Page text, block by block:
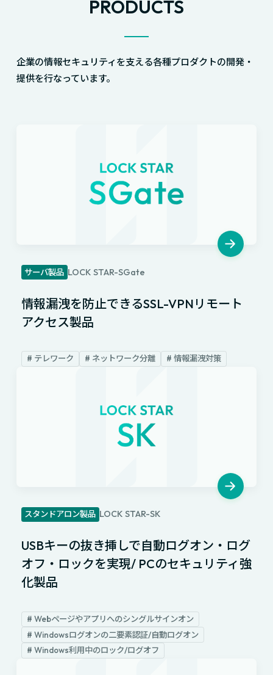
PRODUCTS
企業の情報セキュリティを支える各種プロダクトの開発・
提供を行なっています。
サーバ製品 LOCK STAR-SGate
情報漏洩を防止できるSSL-VPNリモート
アクセス製品
# テレワーク # ネットワーク分離 # 情報漏洩対策
スタンドアロン製品 LOCK STAR-SK
USBキーの抜き挿しで自動ログオン・ログ
オフ・ロックを実現/ PCのセキュリティ強
化製品
# Webページやアプリへのシングルサインオン
# Windowsログオンの二要素認証/自動ログオン
# Windows利用中のロック/ログオフ